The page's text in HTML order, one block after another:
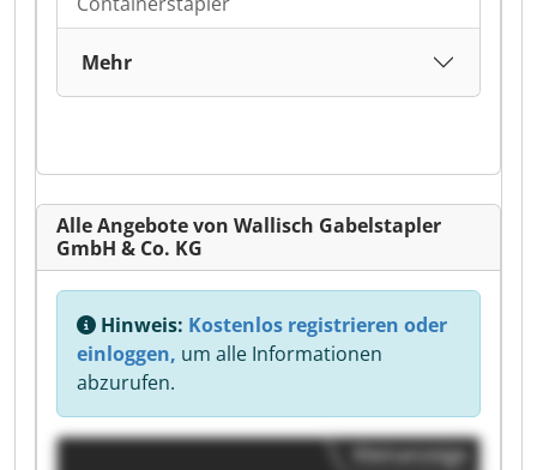
Mehr
Alle Angebote von Wallisch Gabelstapler
GmbH & Co. KG
Hinweis: Kostenlos registrieren oder
einloggen, um alle Informationen
abzurufen.
Kleinanzeige